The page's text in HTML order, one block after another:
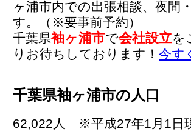
ヶ浦市内での出張相談、夜間
す。（※要事前予約）
千葉県袖ヶ浦市で会社設立を
りお待ちしております！ 今す
千葉県袖ヶ浦市の人口
62,022人 ※平成27年1月1日